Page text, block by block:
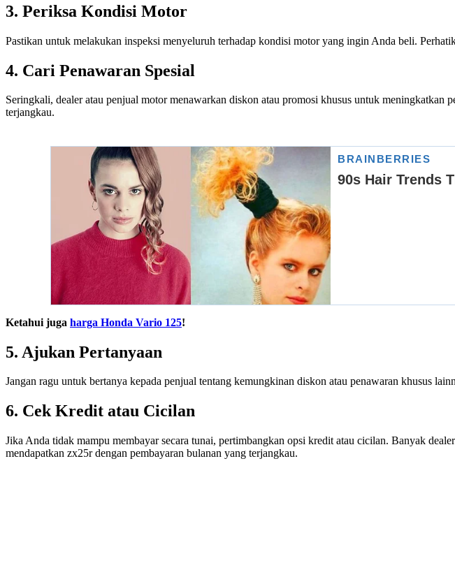
3. Periksa Kondisi Motor
Pastikan untuk melakukan inspeksi menyeluruh terhadap kondisi motor yang ingin Anda beli.
4. Cari Penawaran Spesial
Seringkali, dealer atau penjual motor menawarkan diskon atau promosi khusus untuk meningkatkan
terjangkau.
Ketahui juga harga Honda Vario 125!
5. Ajukan Pertanyaan
Jangan ragu untuk bertanya kepada penjual tentang kemungkinan diskon atau penawaran khusus
6. Cek Kredit atau Cicilan
Jika Anda tidak mampu membayar secara tunai, pertimbangkan opsi kredit atau cicilan. Banyak
mendapatkan zx25r dengan pembayaran bulanan yang terjangkau.